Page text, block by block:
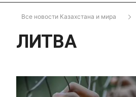
Все новости Казахстана и мира
ЛИТВА